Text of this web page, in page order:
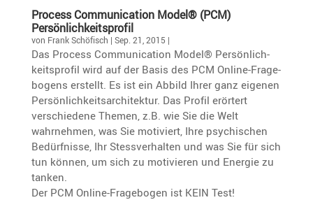
Process Commu­ni­ca­tion Model® (PCM)
Persönlichkeitsprofil
von Frank Schöfisch | Sep. 21, 2015 |
Das Process Commu­ni­ca­tion Model® Persön­lich­
keits­profil wird auf der Basis des PCM Online-Frage­
bo­gens erstellt. Es ist ein Abbild Ihrer ganz eigenen
Persön­lich­keits­ar­chi­tektur. Das Profil erörtert
verschie­dene Themen, z.B. wie Sie die Welt
wahrnehmen, was Sie motiviert, Ihre psychi­schen
Bedürf­nisse, Ihr Stess­ver­halten und was Sie für sich
tun können, um sich zu motivieren und Energie zu
tanken.
Der PCM Online-Frage­bogen ist KEIN Test!